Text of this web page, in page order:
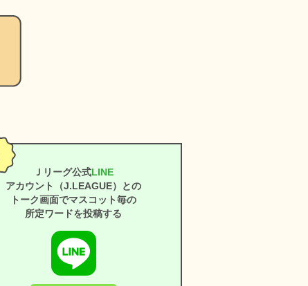
Ｊリーグ公式LINE
アカウント（J.LEAGUE）との
トーク画面でマスコット毎の
所定ワードを投稿する